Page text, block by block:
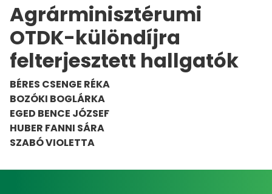
Agrárminisztérumi
OTDK-különdíjra
felterjesztett hallgatók
BÉRES CSENGE RÉKA
BOZÓKI BOGLÁRKA
EGED BENCE JÓZSEF
HUBER FANNI SÁRA
SZABÓ VIOLETTA